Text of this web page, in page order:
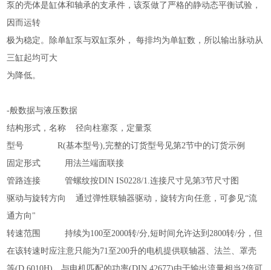
泵的壳体是缸体和轴承的支承件，该泵做了严格的静动态平衡试验，
因而运转
极为稳定。除单缸泵与双缸泵外，
每排均为单缸数，所以输出脉动从
三缸起均可大
为降低。
-般数据与液压数据
结构形式，名称
径向柱塞泵，定量泵
型号
R(基本型号),完整的订货型号见第2节中的订货示例
固定形式
用法兰端面联接
管路连接
管螺纹按DIN IS0228/1.连接尺寸见第3节尺寸图
驱动与旋转方向
通过弹性联轴器驱动，旋转方向任意，可参见“流
通方向"
转速范围
持续为100至2000转/分,短时间允许达到2800转/分，但
在该转速时应注意只能为71至200升的电机提供联轴器、法兰、罩壳